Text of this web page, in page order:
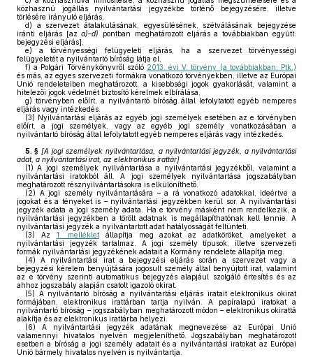
közhasznú jogállás nyilvántartási jegyzékbe történő bejegyzésére, illetve
törlésére irányuló eljárás,
d) a szervezet átalakulásának, egyesülésének, szétválásának bejegyzése
iránti eljárás [aza)–d)
pontban meghatározott eljárás a továbbiakban együtt:
bejegyzési eljárás],
e) a törvényességi felügyeleti eljárás, ha a szervezet törvényességi
felügyeletét a nyilvántartó bíróság látja el,
f) a Polgári Törvénykönyvről szóló 2013. évi V. törvény (a továbbiakban: Ptk.)
és más, az egyes szervezeti formákra vonatkozó törvényekben, illetve az Európai
Unió rendeleteiben meghatározott, a kisebbségi jogok gyakorlását, valamint a
hitelezői jogok védelmét biztosító kérelmek elbírálása,
g) törvényben előírt, a nyilvántartó bíróság által lefolytatott egyéb nemperes
eljárás vagy intézkedés.
(3) Nyilvántartási eljárás az egyéb jogi személyek esetében az e törvényben
előírt, a jogi személyek, vagy az egyéb jogi személy vonatkozásában a
nyilvántartó bíróság által lefolytatott egyéb nemperes eljárás vagy intézkedés.
5. § [A jogi személyek nyilvántartása, a nyilvántartási jegyzék, a nyilvántartási
adat, a nyilvántartási irat, az elektronikus irattár]
(1) A jogi személyek nyilvántartása a nyilvántartási jegyzékből, valamint a
nyilvántartási iratokból áll. A jogi személyek nyilvántartása jogszabályban
meghatározott résznyilvántartásokra is elkülöníthető.
(2) A jogi személy nyilvántartására – a rá vonatkozó adatokkal, ideértve a
jogokat és a tényeket is – nyilvántartási jegyzékben kerül sor. A nyilvántartási
jegyzék adata a jogi személy adata. Ha e törvény másként nem rendelkezik, a
nyilvántartási jegyzékben a törölt adatnak is megállapíthatónak kell lennie. A
nyilvántartási jegyzék a nyilvántartott adat hatályosságát feltünteti.
(3) Az 1. mellékletállapítja meg azokat az adatköröket, amelyeket a
nyilvántartási jegyzék tartalmaz. A jogi személy típusok, illetve szervezeti
formák nyilvántartási jegyzékének adatait a Kormány rendelete állapítja meg.
(4) A nyilvántartási irat a bejegyzési eljárás során a szervezet vagy a
bejegyzési kérelem benyújtására jogosult személy által benyújtott irat, valamint
az e törvény szerinti automatikus bejegyzés alapjául szolgáló értesítés és az
ahhoz jogszabály alapján csatolt igazoló okirat.
(5) A nyilvántartó bíróság a nyilvántartási eljárás iratait elektronikus okirat
formájában, elektronikus irattárban tartja nyilván. A papíralapú iratokat a
nyilvántartó bíróság – jogszabályban meghatározott módon – elektronikus okirattá
alakítja és az elektronikus irattárba helyezi.
(6) A nyilvántartási jegyzék adatának megnevezése az Európai Unió
valamennyi hivatalos nyelvén megjeleníthető. Jogszabályban meghatározott
esetben a bíróság a jogi személy adatait és a nyilvántartási iratokat az Európai
Unió bármely hivatalos nyelvén is nyilvántartja.